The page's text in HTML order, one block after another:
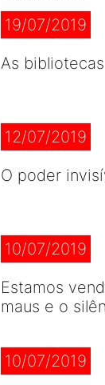
19/07/2019
As
12/07/2019
O poder
10/07/2019
Estamos
maus e o
10/07/2019